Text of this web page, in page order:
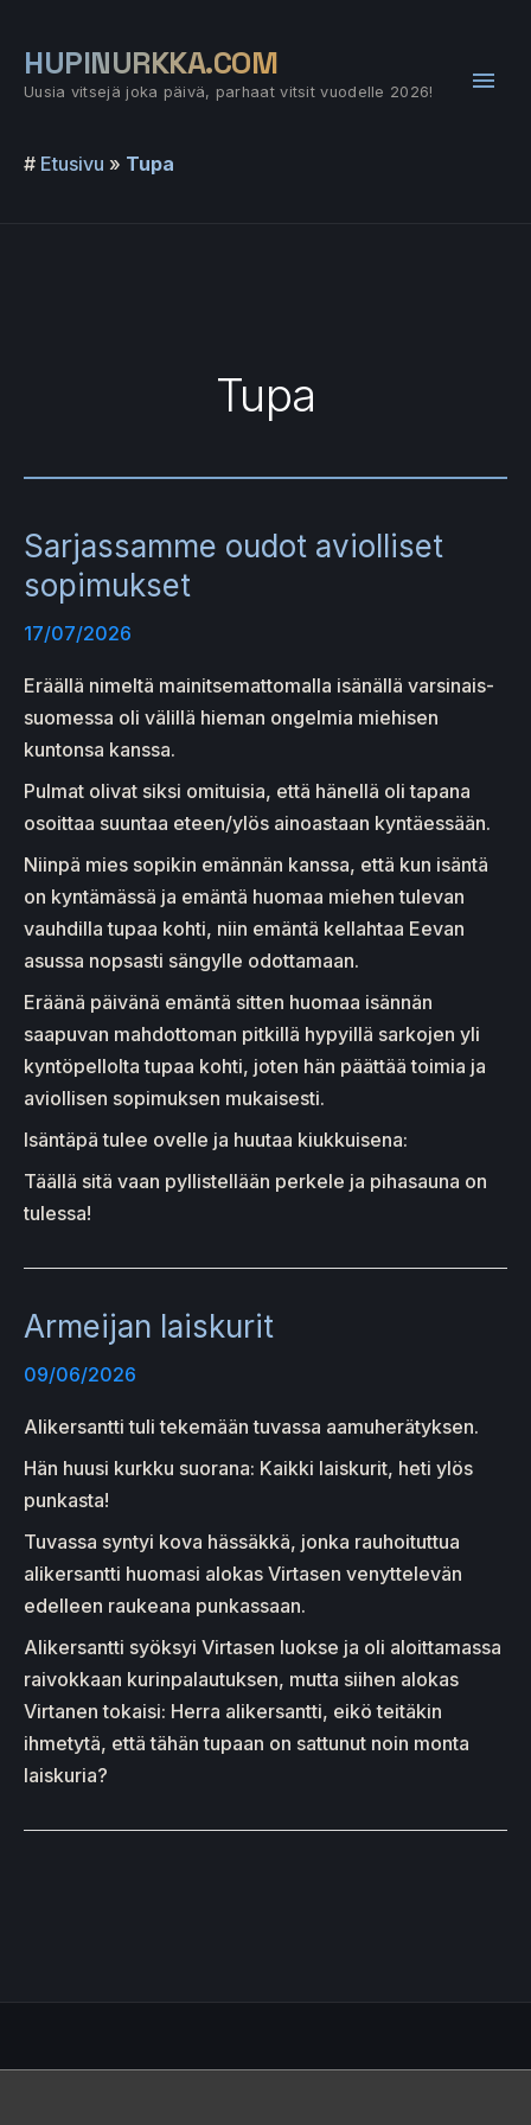
sisältöön
HUPINURKKA.COM
Uusia vitsejä joka päivä, parhaat vitsit vuodelle 2026!
# Etusivu » Tupa
Tupa
Sarjassamme oudot aviolliset
sopimukset
17/07/2026
Eräällä nimeltä mainitsemattomalla isänällä varsinais-
suomessa oli välillä hieman ongelmia miehisen
kuntonsa kanssa.
Pulmat olivat siksi omituisia, että hänellä oli tapana
osoittaa suuntaa eteen/ylös ainoastaan kyntäessään.
Niinpä mies sopikin emännän kanssa, että kun isäntä
on kyntämässä ja emäntä huomaa miehen tulevan
vauhdilla tupaa kohti, niin emäntä kellahtaa Eevan
asussa nopsasti sängylle odottamaan.
Eräänä päivänä emäntä sitten huomaa isännän
saapuvan mahdottoman pitkillä hypyillä sarkojen yli
kyntöpellolta tupaa kohti, joten hän päättää toimia ja
aviollisen sopimuksen mukaisesti.
Isäntäpä tulee ovelle ja huutaa kiukkuisena:
Täällä sitä vaan pyllistellään perkele ja pihasauna on
tulessa!
Armeijan laiskurit
09/06/2026
Alikersantti tuli tekemään tuvassa aamuherätyksen.
Hän huusi kurkku suorana: Kaikki laiskurit, heti ylös
punkasta!
Tuvassa syntyi kova hässäkkä, jonka rauhoituttua
alikersantti huomasi alokas Virtasen venyttelevän
edelleen raukeana punkassaan.
Alikersantti syöksyi Virtasen luokse ja oli aloittamassa
raivokkaan kurinpalautuksen, mutta siihen alokas
Virtanen tokaisi: Herra alikersantti, eikö teitäkin
ihmetytä, että tähän tupaan on sattunut noin monta
laiskuria?